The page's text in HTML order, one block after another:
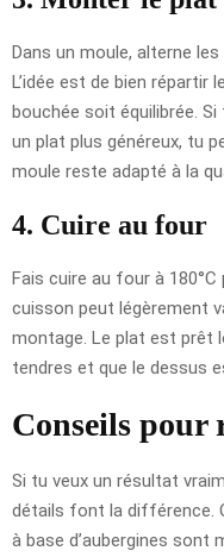
Dans un moule, alterne
L’idée est de bien répartir
bouchée soit équilibrée.
un plat plus généreux, tu
moule reste adapté à la
4. Cuire au four
Fais cuire au four à
cuisson peut légèrement
montage. Le plat est prêt
tendres et que le dessus
Conseils pour
Si tu veux un résultat
détails font la différence.
à base d’aubergines sont